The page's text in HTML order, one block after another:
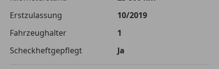
Monatliche Rate € 880,51
von der von Ihnen gewählten Bank. Rückzahlungszeitraum 1-10
Erstzulassung
10/2019
Fahrzeughalter
1
Scheckheftgepflegt
Ja